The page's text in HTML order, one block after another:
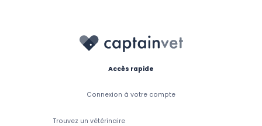
Accès rapide
Connexion à votre compte
Trouvez un vétérinaire